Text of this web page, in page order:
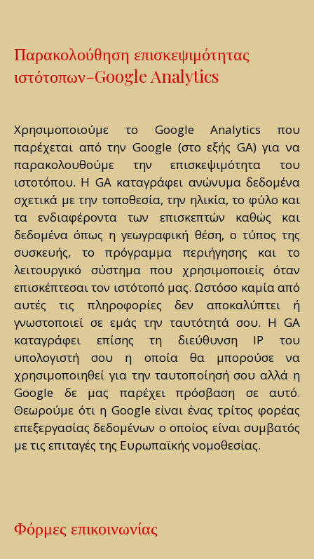
Παρακολούθηση επισκεψιμότητας
ιστότοπων-Google Analytics
Χρησιμοποιούμε το Google Analytics που
παρέχεται από την Google (στο εξής GA) για να
παρακολουθούμε την επισκεψιμότητα του
ιστοτόπου. Η GA καταγράφει ανώνυμα δεδομένα
σχετικά με την τοποθεσία, την ηλικία, το φύλο και
τα ενδιαφέροντα των επισκεπτών καθώς και
δεδομένα όπως η γεωγραφική θέση, ο τύπος της
συσκευής, το πρόγραμμα περιήγησης και το
λειτουργικό σύστημα που χρησιμοποιείς όταν
επισκέπτεσαι τον ιστότοπό μας. Ωστόσο καμία από
αυτές τις πληροφορίες δεν αποκαλύπτει ή
γνωστοποιεί σε εμάς την ταυτότητά σου. Η GA
καταγράφει επίσης τη διεύθυνση IP του
υπολογιστή σου η οποία θα μπορούσε να
χρησιμοποιηθεί για την ταυτοποίησή σου αλλά η
Google δε μας παρέχει πρόσβαση σε αυτό.
Θεωρούμε ότι η Google είναι ένας τρίτος φορέας
επεξεργασίας δεδομένων ο οποίος είναι συμβατός
με τις επιταγές της Ευρωπαϊκής νομοθεσίας.
Φόρμες επικοινωνίας